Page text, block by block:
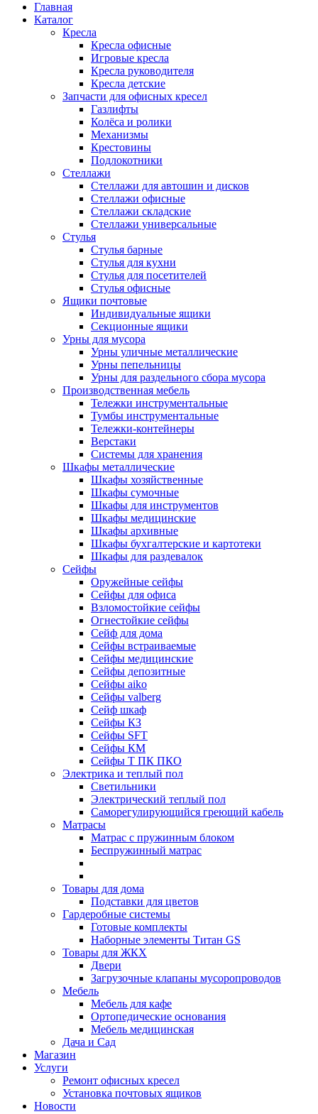
Главная
Каталог
Кресла
Кресла офисные
Игровые кресла
Кресла руководителя
Кресла детские
Запчасти для офисных кресел
Газлифты
Колёса и ролики
Механизмы
Крестовины
Подлокотники
Стеллажи
Стеллажи для автошин и дисков
Стеллажи офисные
Стеллажи складские
Стеллажи универсальные
Стулья
Стулья барные
Стулья для кухни
Стулья для посетителей
Стулья офисные
Ящики почтовые
Индивидуальные ящики
Секционные ящики
Урны для мусора
Урны уличные металлические
Урны пепельницы
Урны для раздельного сбора мусора
Производственная мебель
Тележки инструментальные
Тумбы инструментальные
Тележки-контейнеры
Верстаки
Системы для хранения
Шкафы металлические
Шкафы хозяйственные
Шкафы сумочные
Шкафы для инструментов
Шкафы медицинские
Шкафы архивные
Шкафы бухгалтерские и картотеки
Шкафы для раздевалок
Сейфы
Оружейные сейфы
Сейфы для офиса
Взломостойкие сейфы
Огнестойкие сейфы
Cейф для дома
Сейфы встраиваемые
Сейфы медицинские
Сейфы депозитные
Сейфы aiko
Сейфы valberg
Сейф шкаф
Сейфы КЗ
Сейфы SFT
Сейфы КМ
Сейфы Т ПК ПКО
Электрика и теплый пол
Светильники
Электрический теплый пол
Саморегулирующийся греющий кабель
Матрасы
Матрас с пружинным блоком
Беспружинный матрас
Товары для дома
Подставки для цветов
Гардеробные системы
Готовые комплекты
Наборные элементы Титан GS
Товары для ЖКХ
Двери
Загрузочные клапаны мусоропроводов
Мебель
Мебель для кафе
Ортопедические основания
Мебель медицинская
Дача и Сад
Магазин
Услуги
Ремонт офисных кресел
Установка почтовых ящиков
Новости